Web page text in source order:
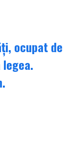
ocupat de